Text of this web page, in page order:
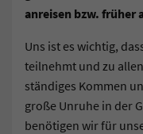
anreisen bzw. früher
Uns ist es wichtig,
teilnehmt und zu
ständiges Kommen
große Unruhe in der
benötigen wir für